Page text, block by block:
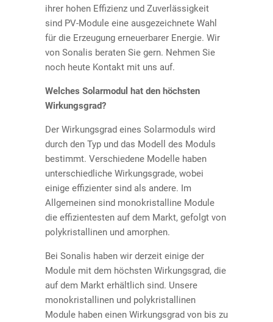
ihrer hohen Effizienz und Zuverlässigkeit
sind PV-Module eine ausgezeichnete Wahl
für die Erzeugung erneuerbarer Energie. Wir
von Sonalis beraten Sie gern. Nehmen Sie
noch heute Kontakt mit uns auf.
Welches Solarmodul hat den höchsten
Wirkungsgrad?
Der Wirkungsgrad eines Solarmoduls wird
durch den Typ und das Modell des Moduls
bestimmt. Verschiedene Modelle haben
unterschiedliche Wirkungsgrade, wobei
einige effizienter sind als andere. Im
Allgemeinen sind monokristalline Module
die effizientesten auf dem Markt, gefolgt von
polykristallinen und amorphen.
Bei Sonalis haben wir derzeit einige der
Module mit dem höchsten Wirkungsgrad, die
auf dem Markt erhältlich sind. Unsere
monokristallinen und polykristallinen
Module haben einen Wirkungsgrad von bis zu